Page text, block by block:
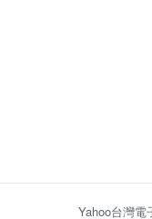
Yahoo台灣